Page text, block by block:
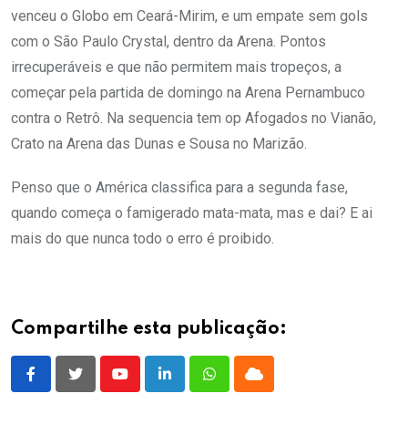
venceu o Globo em Ceará-Mirim, e um empate sem gols
com o São Paulo Crystal, dentro da Arena. Pontos
irrecuperáveis e que não permitem mais tropeços, a
começar pela partida de domingo na Arena Pernambuco
contra o Retrô. Na sequencia tem op Afogados no Vianão,
Crato na Arena das Dunas e Sousa no Marizão.
Penso que o América classifica para a segunda fase,
quando começa o famigerado mata-mata, mas e dai? E ai
mais do que nunca todo o erro é proibido.
Compartilhe esta publicação:
YoutubeLinkedInWhatsappCloud